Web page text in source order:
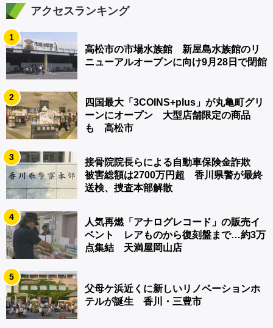
アクセスランキング
1
高松市の市場水族館 新屋島水族館のリ
ニューアルオープンに向け9月28日で閉館
2
四国最大「3COINS+plus」が丸亀町グリ
ーンにオープン 大型店舗限定の商品
も 高松市
3
接骨院院長らによる自動車保険金詐欺
被害総額は2700万円超 香川県警が最終
送検、捜査本部解散
4
人気再燃「アナログレコード」の販売イ
ベント レアものから復刻盤まで…約3万
点集結 天満屋岡山店
5
父母ケ浜近くに新しいリノベーションホ
テルが誕生 香川・三豊市